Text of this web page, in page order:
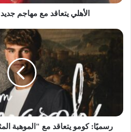
الأهلي يتعاقد مع مهاجم جديد لمدة
رسميًا: كومو يتعاقد مع "الموهبة